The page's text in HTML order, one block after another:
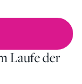
Laufe der